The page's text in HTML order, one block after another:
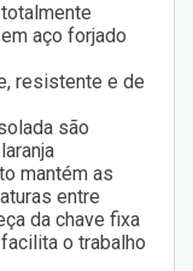
aço forjado
resistente e de
são
mantém as
entre
da chave fixa
o trabalho